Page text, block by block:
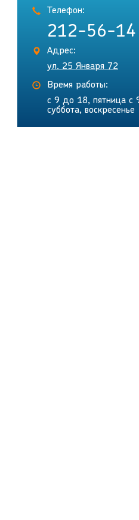
Телефон:
212-56-14
Адрес:
ул. 25 Января 72
Время работы:
с 9 до 18, пятница с
суббота, воскресенье